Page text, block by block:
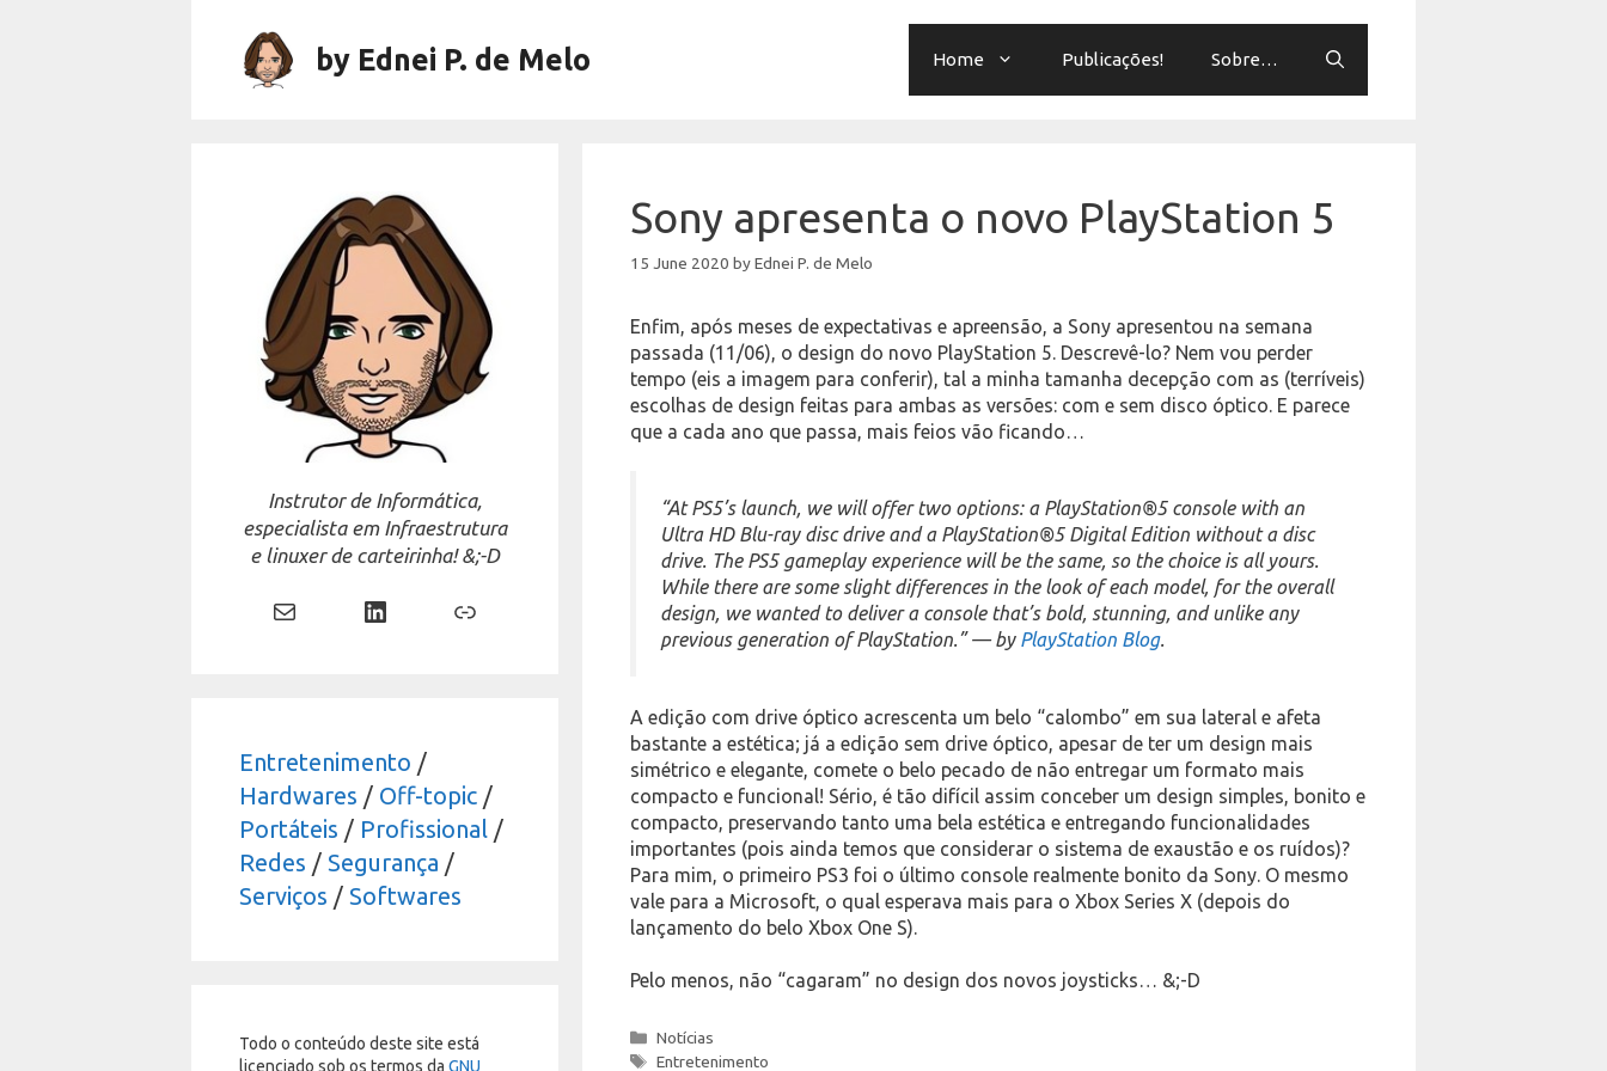
by Ednei P. de Melo Home Publicações! Sobre…
Sony apresenta o novo PlayStation 5
15 June 2020 byEdnei P. de Melo
Enfim, após meses de expectativas e apreensão, a Sony apresentou na semana
passada (11/06), o design do novo PlayStation 5. Descrevê-lo? Nem vou perder
tempo (eis a imagem para conferir), tal a minha tamanha decepção com as (terríveis)
escolhas de design feitas para ambas as versões: com e sem disco óptico. E parece
que a cada ano que passa, mais feios vão ficando…
“At PS5’s launch, we will offer two options: a PlayStation®5 console with an
Ultra HD Blu-ray disc drive and a PlayStation®5 Digital Edition without a disc
drive. The PS5 gameplay experience will be the same, so the choice is all yours.
While there are some slight differences in the look of each model, for the overall
design, we wanted to deliver a console that’s bold, stunning, and unlike any
previous generation of PlayStation.” — by PlayStation Blog.
A edição com drive óptico acrescenta um belo “calombo” em sua lateral e afeta
bastante a estética; já a edição sem drive óptico, apesar de ter um design mais
simétrico e elegante, comete o belo pecado de não entregar um formato mais
compacto e funcional! Sério, é tão difícil assim conceber um design simples, bonito e
compacto, preservando tanto uma bela estética e entregando funcionalidades
importantes (pois ainda temos que considerar o sistema de exaustão e os ruídos)?
Para mim, o primeiro PS3 foi o último console realmente bonito da Sony. O mesmo
vale para a Microsoft, o qual esperava mais para o Xbox Series X (depois do
lançamento do belo Xbox One S).
Pelo menos, não “cagaram” no design dos novos joysticks… &;-D
Categories
Notícias
Tags
Entretenimento
Instrutor de Informática,
especialista em Infraestrutura
e linuxer de carteirinha! &;-D
Mail LinkedIn Link
Entretenimento /
Hardwares / Off-topic /
Portáteis / Profissional /
Redes / Segurança /
Serviços / Softwares
Todo o conteúdo deste site está
licenciado sob os termos da GNU